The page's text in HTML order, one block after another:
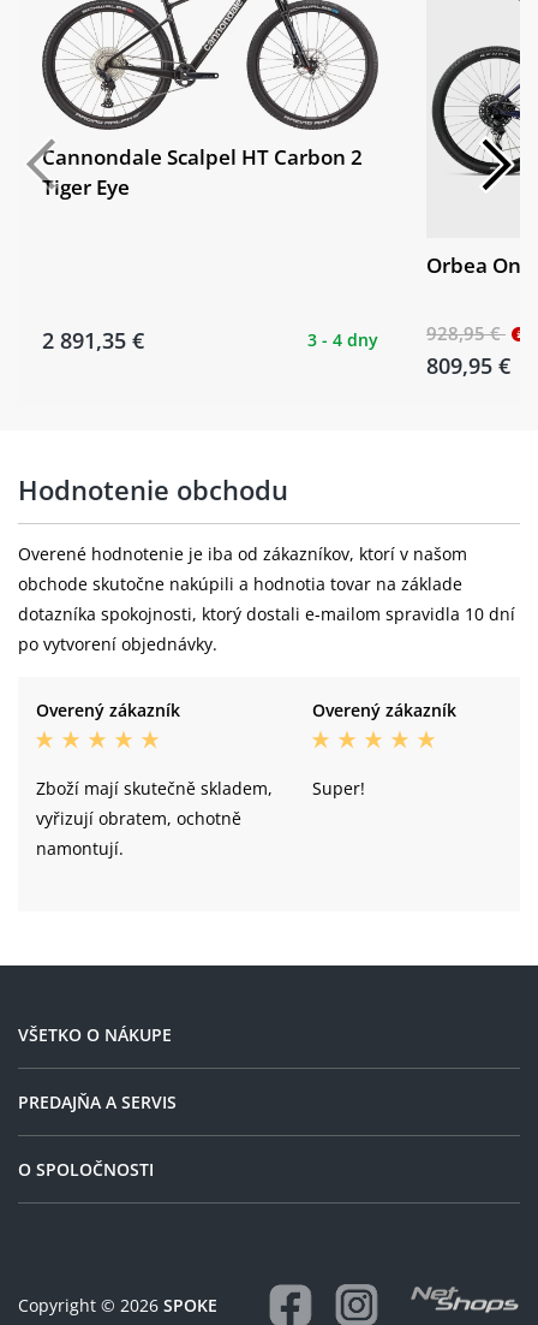
Cannondale Scalpel HT Carbon 2
Tiger Eye
2 891,35 € 3 - 4 dny
Orbea
928,95 €
809,95 €
Hodnotenie obchodu
Overené hodnotenie je iba od zákazníkov, ktorí v našom
obchode skutočne nakúpili a hodnotia tovar na základe
dotazníka spokojnosti, ktorý dostali e-mailom spravidla 10 dní
po vytvorení objednávky.
Overený zákazník
Zboží mají skutečně skladem,
vyřizují obratem, ochotně
namontují.
Overený zákazník
Super!
VŠETKO O NÁKUPE
PREDAJŇA A SERVIS
O SPOLOČNOSTI
Copyright © 2026 SPOKE